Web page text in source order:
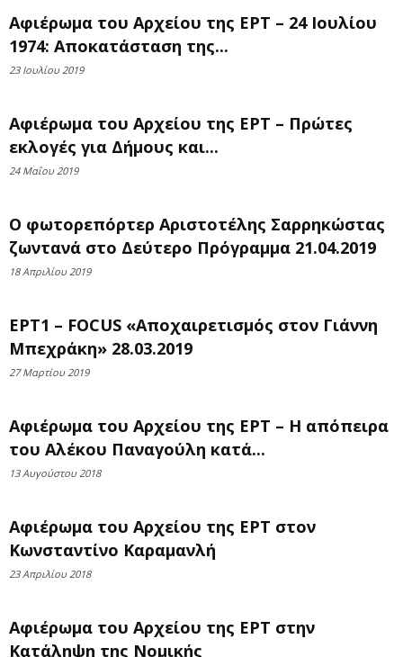
Αφιέρωμα του Αρχείου της ΕΡΤ – 24 Ιουλίου
1974: Αποκατάσταση της...
23 Ιουλίου 2019
Αφιέρωμα του Αρχείου της ΕΡΤ – Πρώτες
εκλογές για Δήμους και...
24 Μαΐου 2019
Ο φωτορεπόρτερ Αριστοτέλης Σαρρηκώστας
ζωντανά στο Δεύτερο Πρόγραμμα 21.04.2019
18 Απριλίου 2019
ΕΡΤ1 – FOCUS «Αποχαιρετισμός στον Γιάννη
Μπεχράκη» 28.03.2019
27 Μαρτίου 2019
Αφιέρωμα του Αρχείου της ΕΡΤ – Η απόπειρα
του Αλέκου Παναγούλη κατά...
13 Αυγούστου 2018
Αφιέρωμα του Αρχείου της ΕΡΤ στον
Κωνσταντίνο Καραμανλή
23 Απριλίου 2018
Αφιέρωμα του Αρχείου της ΕΡΤ στην
Κατάληψη της Νομικής